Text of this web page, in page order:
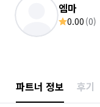
엠마
0.00 (0)
파트너 정보 후기